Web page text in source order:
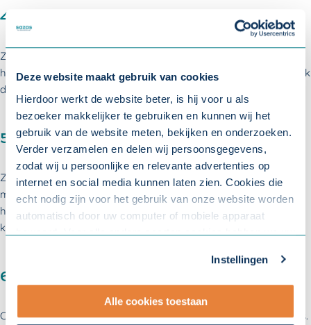
Deze website maakt gebruik van cookies
Hierdoor werkt de website beter, is hij voor u als
bezoeker makkelijker te gebruiken en kunnen wij het
gebruik van de website meten, bekijken en onderzoeken.
Verder verzamelen en delen wij persoonsgegevens,
zodat wij u persoonlijke en relevante advertenties op
internet en social media kunnen laten zien. Cookies die
echt nodig zijn voor het gebruik van onze website worden
automatisch door uw computer of mobiele apparaat
bewaard. Voor alle andere soorten cookies hebben we uw
aanpassen. Met uw toestemming delen wij uw gegevens
met onze10 partners.
- Lees hier onzeprivacyverklaringen onze
Instellingen
Alle cookies toestaan
4. Is er genoeg uitdaging?
Zorg voor kwalitatief goede en uitdagende functies. Belangrijk
hierin is de hoeveelheid afwisseling in werkzaamheden, maar ook
dat uw medewerkers zelf beslissingen kunnen nemen.
5. Goede arbeidsomstandigheden
Zorg dat het werk veilig is enonderzoekof het werk dat uw
medewerkers doen lichamelijk niet te zwaar of te eenzijdig is. En
hoe zit het met dewerkdruk? Ligt dat op een gezond niveau en
kunnen uw medewerkers de werkdruk goed aan?
6. De juiste werk- privébalans
Creëer balans in de werk- en privésituatie voor uw medewerkers.